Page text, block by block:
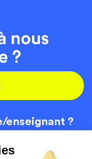
nous
?
enseignant ?